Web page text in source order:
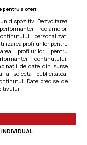
preferințele
pentru a oferi:
dispozitiv. Dezvoltarea
reclamelor.
personalizat.
profilurilor pentru
profilurilor pentru
conținutului.
de date din surse
selecta publicitatea.
Date precise de